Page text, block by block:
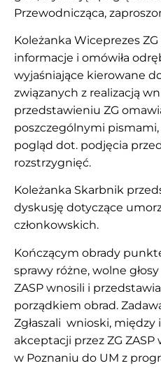
Przewodnicząca,
Koleżanka Wiceprezes ZG
informacje i omówiła
wyjaśniające kierowane
związanych z realizacją
przedstawieniu ZG
poszczególnymi pismami,
pogląd dot. podjęcia
rozstrzygnięć.
Koleżanka Skarbnik
dyskusję dotyczące
członkowskich.
Kończącym obrady
sprawy różne, wolne
ZASP wnosili i
porządkiem obrad.
Zgłaszali wnioski,
akceptacji przez ZG ZASP
w Poznaniu do UM z